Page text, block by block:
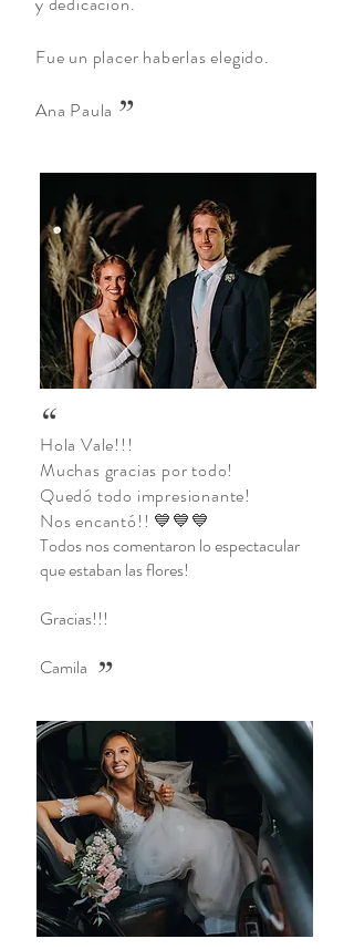
Fue un placer haberlas elegido.
Ana Paula ”
Hola Vale!!!
Muchas gracias por todo!
Quedó todo impresionante!
Nos encantó!! 💙💙💙
Todos nos comentaron lo espectacular
que estaban las flores!
Gracias!!!
Camila
“
”